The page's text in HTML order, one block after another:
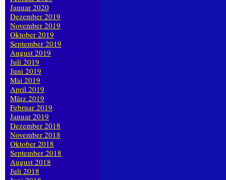
Januar 2020
Dezember 2019
November 2019
Oktober 2019
September 2019
August 2019
Juli 2019
Juni 2019
Mai 2019
April 2019
März 2019
Februar 2019
Januar 2019
Dezember 2018
November 2018
Oktober 2018
September 2018
August 2018
Juli 2018